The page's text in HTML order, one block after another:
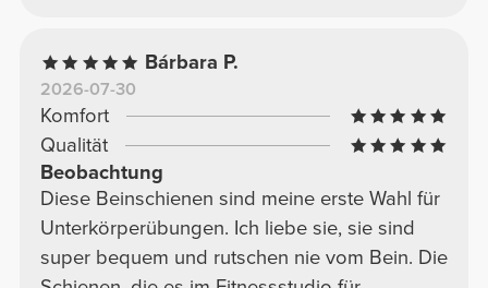
Bárbara P.
2026-07-30
Komfort
Qualität
Beobachtung
Diese Beinschienen sind meine erste Wahl für
Unterkörperübungen. Ich liebe sie, sie sind
super bequem und rutschen nie vom Bein. Die